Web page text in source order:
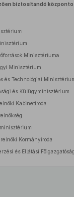
biztosítandó
Minisztériuma
Minisztérium
és Technológiai
és Külügyminisztérium
Kabinetiroda
Kormányiroda
és Ellátási